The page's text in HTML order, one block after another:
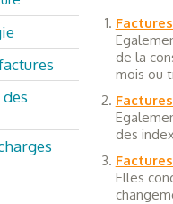
de la
mois ou
des
Elles